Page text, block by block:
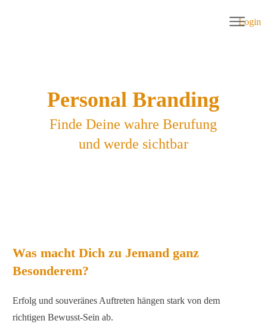
Login
Personal Branding
Finde Deine wahre Berufung
und werde sichtbar
Was macht Dich zu Jemand ganz
Besonderem?
Erfolg und souveränes Auftreten hängen stark von dem
richtigen Bewusst-Sein ab.